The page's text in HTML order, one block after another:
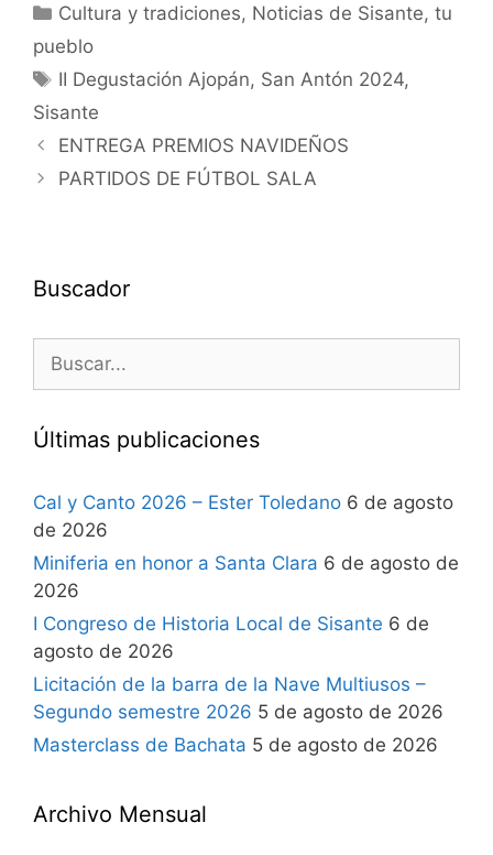
Cultura y tradiciones, Noticias de Sisante, tu
pueblo
II Degustación Ajopán, San Antón 2024,
Sisante
ENTREGA PREMIOS NAVIDEÑOS
PARTIDOS DE FÚTBOL SALA
Buscador
Últimas publicaciones
Cal y Canto 2026 – Ester Toledano 6 de agosto
de 2026
Miniferia en honor a Santa Clara 6 de agosto de
2026
I Congreso de Historia Local de Sisante 6 de
agosto de 2026
Licitación de la barra de la Nave Multiusos –
Segundo semestre 2026 5 de agosto de 2026
Masterclass de Bachata 5 de agosto de 2026
Archivo Mensual